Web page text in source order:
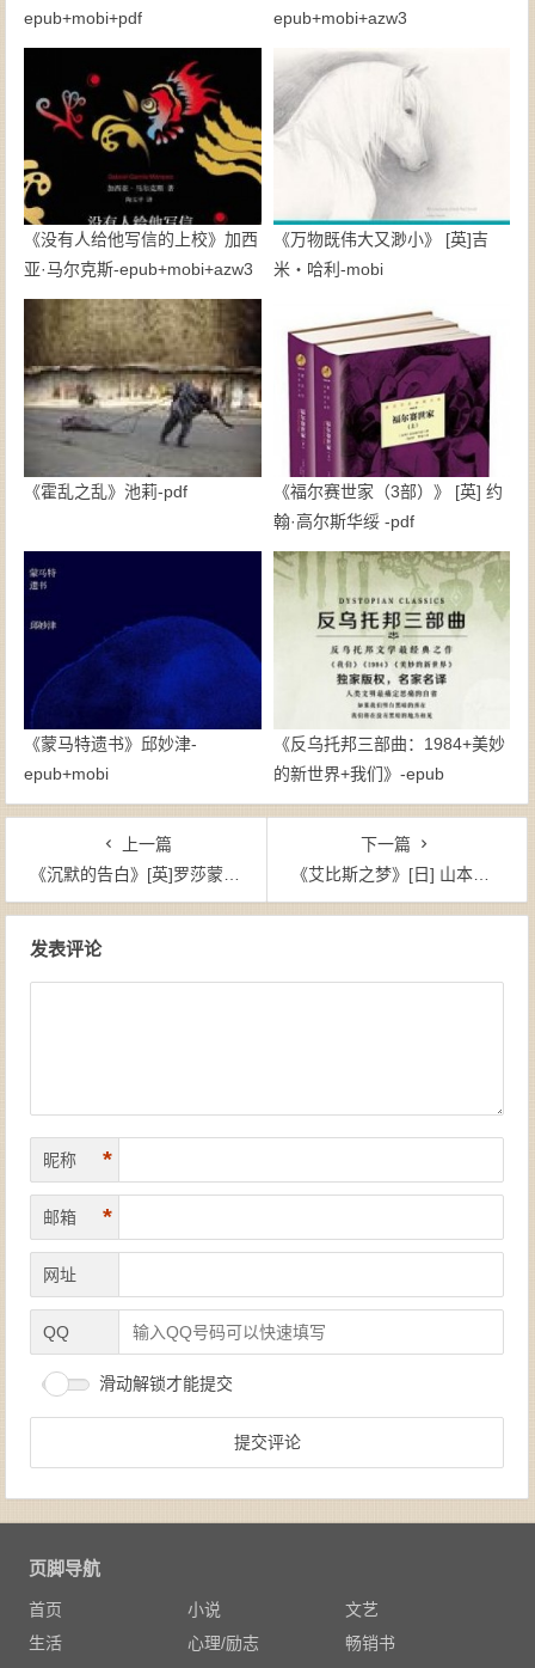
epub+mobi+pdf
epub+mobi+azw3
《没有人给他写信的上校》加西
亚·马尔克斯-epub+mobi+azw3
《万物既伟大又渺小》 [英]吉
米・哈利-mobi
《霍乱之乱》池莉-pdf
《福尔赛世家（3部）》 [英] 约
翰·高尔斯华绥 -pdf
《蒙马特遗书》邱妙津-
epub+mobi
《反乌托邦三部曲：1984+美妙
的新世界+我们》-epub
上一篇
《沉默的告白》[英]罗莎蒙德·勒普顿（作者）-epub+mobi+azw3
下一篇
《艾比斯之梦》[日] 山本弘（作者）-epub+mobi+azw3
发表评论
昵称 *
邮箱 *
网址
QQ
滑动解锁才能提交
页脚导航
首页 小说
文艺
生活
心理/励志
畅销书